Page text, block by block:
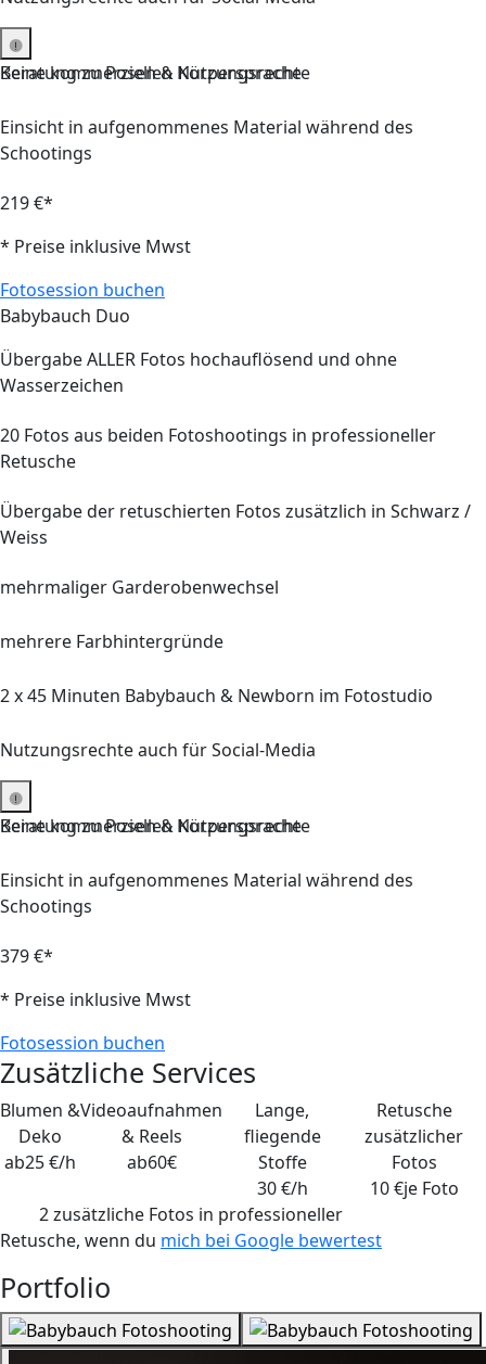
Keine kommerziellen Nutzungsrechte
Beratungzu Posen & Körpersprache
Einsicht in aufgenommenes Material während des
Schootings
219 €*
* Preise inklusive Mwst
Fotosession buchen
Babybauch Duo
ÜbergabeALLER Fotos hochauflösend und ohne
Wasserzeichen
20 Fotos aus beiden Fotoshootings in professioneller
Retusche
Übergabe der retuschierten Fotos zusätzlich in Schwarz /
Weiss
mehrmaliger Garderobenwechsel
mehrere Farbhintergründe
2 x 45 Minuten Babybauch & Newborn im Fotostudio
Nutzungsrechte auch für Social-Media
Keine kommerziellen Nutzungsrechte
Beratungzu Posen & Körpersprache
Einsicht in aufgenommenes Material während des
Schootings
379 €*
* Preise inklusive Mwst
Fotosession buchen
Zusätzliche Services
Blumen &
Deko
ab25 €/h
Videoaufnahmen
& Reels
ab60€
Lange,
fliegende
Stoffe
30 €/h
Retusche
zusätzlicher
Fotos
10 €je Foto
2 zusätzliche Fotos in professioneller
Retusche, wenn du mich bei Google bewertest
Portfolio